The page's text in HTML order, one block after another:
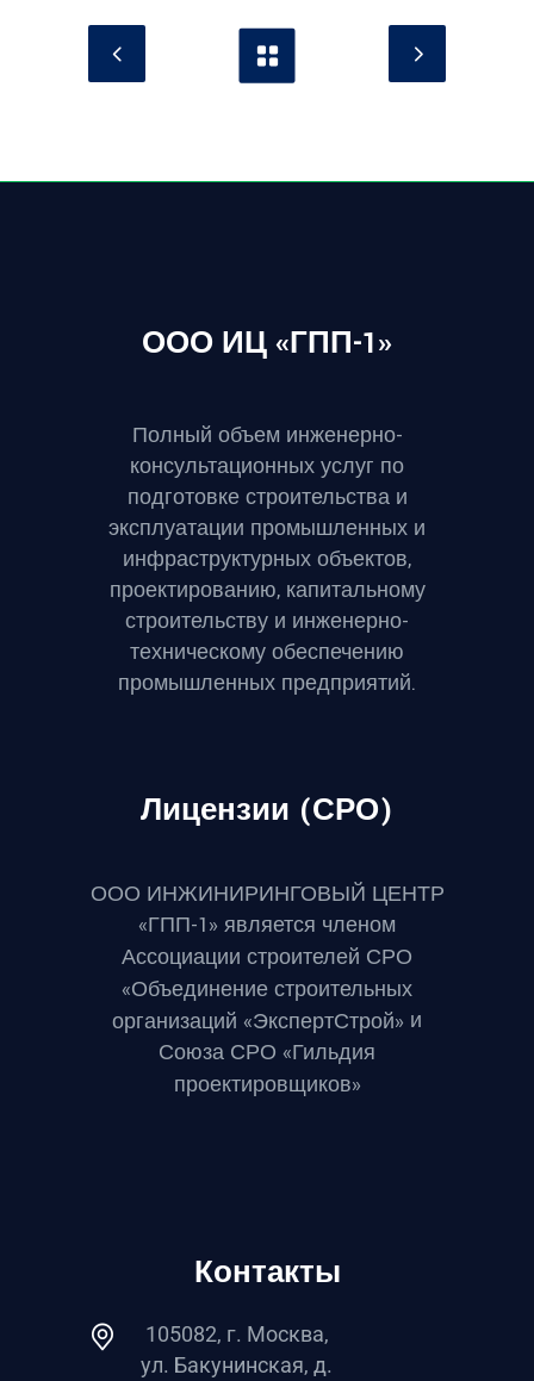
ООО ИЦ «ГПП-1»
Полный объем инженерно-
консультационных услуг по
подготовке строительства и
эксплуатации промышленных и
инфраструктурных объектов,
проектированию, капитальному
строительству и инженерно-
техническому обеспечению
промышленных предприятий.
Лицензии (СРО)
ООО ИНЖИНИРИНГОВЫЙ ЦЕНТР
«ГПП-1» является членом
Ассоциации строителей СРО
«Объединение строительных
организаций «ЭкспертСтрой» и
Союза СРО «Гильдия
проектировщиков»
Контакты
105082, г. Москва,
ул. Бакунинская, д.